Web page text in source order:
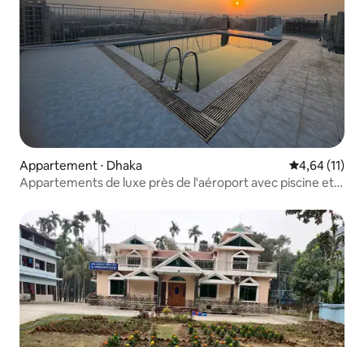
Appartement ⋅ Dhaka Évaluation
4,64 (11)
Appartements de luxe près de l'aéroport avec piscine et